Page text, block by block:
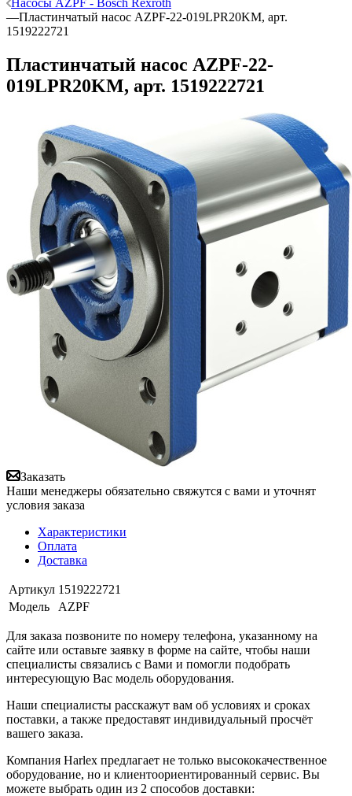
Насосы AZPF - Bosch Rexroth
—Пластинчатый насос AZPF-22-019LPR20KM, арт.
1519222721
Пластинчатый насос AZPF-22-
019LPR20KM, арт. 1519222721
Заказать
Наши менеджеры обязательно свяжутся с вами и уточнят
условия заказа
Характеристики
Оплата
Доставка
Артикул 1519222721
Модель
AZPF
Для заказа позвоните по номеру телефона, указанному на
сайте или оставьте заявку в форме на сайте, чтобы наши
специалисты связались с Вами и помогли подобрать
интересующую Вас модель оборудования.
Наши специалисты расскажут вам об условиях и сроках
поставки, а также предоставят индивидуальный просчёт
вашего заказа.
Компания Harlex предлагает не только высококачественное
оборудование, но и клиентоориентированный сервис. Вы
можете выбрать один из 2 способов доставки: